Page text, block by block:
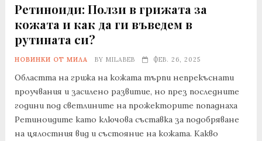
Ретиноиди: Ползи в грижата за
кожата и как да ги въведем в
рутината си?
НОВИНКИ ОТ МИЛА BY MILABEB ФЕВ. 26, 2025
Областта на грижа на кожата търпи непрекъснати
проучвания и засилено развитие, но през последните
години под светлините на прожекторите попаднаха
Ретиноидите като ключова съставка за подобряване
на цялостния вид и състояние на кожата. Какво